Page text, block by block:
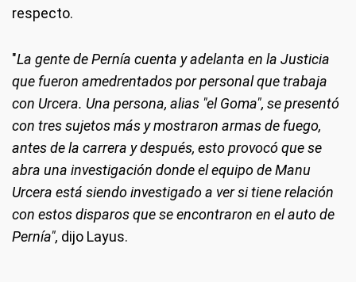
respecto.
"La gente de Pernía cuenta y adelanta en la Justicia
que fueron amedrentados por personal que trabaja
con Urcera. Una persona, alias "el Goma", se presentó
con tres sujetos más y mostraron armas de fuego,
antes de la carrera y después, esto provocó que se
abra una investigación donde el equipo de Manu
Urcera está siendo investigado a ver si tiene relación
con estos disparos que se encontraron en el auto de
Pernía", dijo Layus.